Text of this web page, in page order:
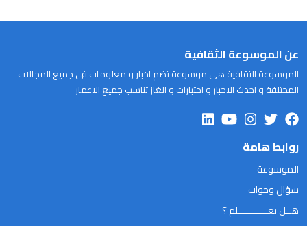
عن الموسوعة الثقافية
الموسوعة الثقافية هى موسوعة تضم اخبار و معلومات فى جميع المجالات
المختلفة و احدث الاخبار و اختبارات و الغاز تناسب جميع الاعمار
روابط هامة
الموسوعة
سؤال وجواب
هــل تعـــــــــــلم ؟